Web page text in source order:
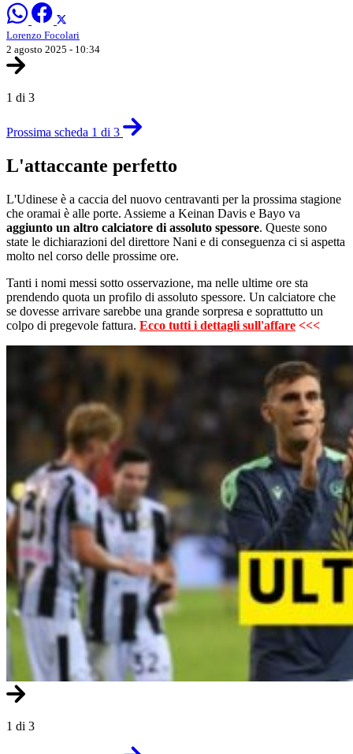
Lorenzo Focolari
2 agosto 2025 - 10:34
1 di 3
Prossima scheda 1 di 3
L'attaccante perfetto
L'Udinese è a caccia del nuovo centravanti per la prossima stagione
che oramai è alle porte. Assieme a Keinan Davis e Bayo va
aggiunto un altro calciatore di assoluto spessore. Queste sono
state le dichiarazioni del direttore Nani e di conseguenza ci si aspetta
molto nel corso delle prossime ore.
Tanti i nomi messi sotto osservazione, ma nelle ultime ore sta
prendendo quota un profilo di assoluto spessore. Un calciatore che
se dovesse arrivare sarebbe una grande sorpresa e soprattutto un
colpo di pregevole fattura. Ecco tutti i dettagli sull'affare <<<
1 di 3